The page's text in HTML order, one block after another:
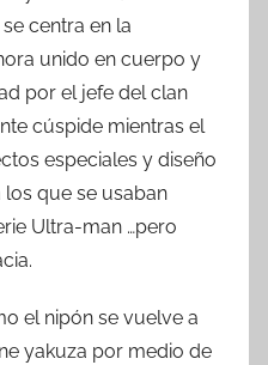
centra en la
unido en cuerpo y
por el jefe del clan
cúspide mientras el
especiales y diseño
que se usaban
Ultra-man …pero
el nipón se vuelve a
yakuza por medio de